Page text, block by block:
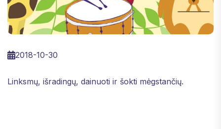
2018-10-30
Linksmų, išradingų, dainuoti ir šokti mėgstančių.